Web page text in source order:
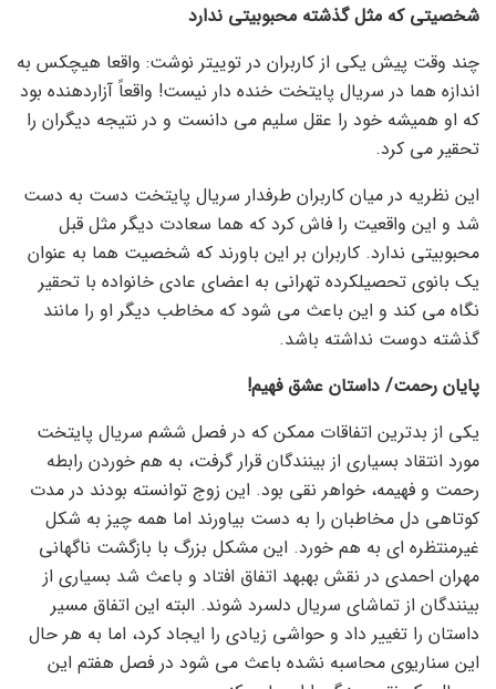
شخصیتی که مثل گذشته محبوبیتی ندارد
چند وقت پیش یکی از کاربران در توییتر نوشت: واقعا هیچکس به
اندازه هما در سریال پایتخت خنده دار نیست! واقعاً آزاردهنده بود
که او همیشه خود را عقل سلیم می دانست و در نتیجه دیگران را
تحقیر می کرد.
این نظریه در میان کاربران طرفدار سریال پایتخت دست به دست
شد و این واقعیت را فاش کرد که هما سعادت دیگر مثل قبل
محبوبیتی ندارد. کاربران بر این باورند که شخصیت هما به عنوان
یک بانوی تحصیلکرده تهرانی به اعضای عادی خانواده با تحقیر
نگاه می کند و این باعث می شود که مخاطب دیگر او را مانند
گذشته دوست نداشته باشد.
پایان رحمت/ داستان عشق فهیم!
یکی از بدترین اتفاقات ممکن که در فصل ششم سریال پایتخت
مورد انتقاد بسیاری از بینندگان قرار گرفت، به هم خوردن رابطه
رحمت و فهیمه، خواهر نقی بود. این زوج توانسته بودند در مدت
کوتاهی دل مخاطبان را به دست بیاورند اما همه چیز به شکل
غیرمنتظره ای به هم خورد. این مشکل بزرگ با بازگشت ناگهانی
مهران احمدی در نقش بهبهد اتفاق افتاد و باعث شد بسیاری از
بینندگان از تماشای سریال دلسرد شوند. البته این اتفاق مسیر
داستان را تغییر داد و حواشی زیادی را ایجاد کرد، اما به هر حال
این سناریوی محاسبه نشده باعث می شود در فصل هفتم این